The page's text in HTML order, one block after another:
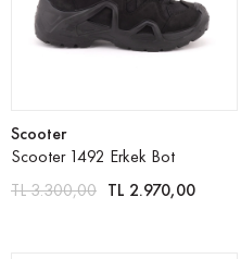
Scooter
Scooter 1492 Erkek Bot
TL 2.970,00
TL 3.300,00